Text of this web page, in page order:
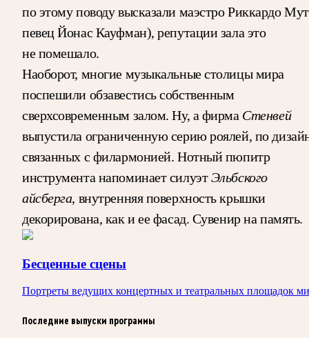
по этому поводу высказали маэстро Риккардо
певец Йонас Кауфман), репутации зала это
не помешало.
Наоборот, многие музыкальные столицы мира
поспешили обзавестись собственным
сверхсовременным залом. Ну, а фирма Стенвей
выпустила ограниченную серию роялей, по
связанных с филармонией. Нотный пюпитр
инструмента напоминает силуэтЭльбского
айсберга, внутренняя поверхность крышки
декорирована, как и ее фасад. Сувенир на память.
Бесценные сцены
Портреты ведущих концертных и театральных площадок
Последние выпуски программы